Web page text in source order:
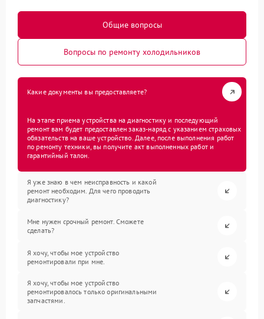
Общие вопросы
Вопросы по ремонту холодильников
Какие документы вы предоставляете?
На этапе приема устройства на диагностику и последующий
ремонт вам будет предоставлен заказ-наряд с указанием страховых
обязательств на ваше устройство. Далее, после выполнения работ
по ремонту техники, вы получите акт выполненных работ и
гарантийный талон.
Я уже знаю в чем неисправность и какой
ремонт необходим. Для чего проводить
диагностику?
Мне нужен срочный ремонт. Сможете
сделать?
Я хочу, чтобы мое устройство
ремонтировали при мне.
Я хочу, чтобы мое устройство
ремонтировалось только оригинальными
запчастями.